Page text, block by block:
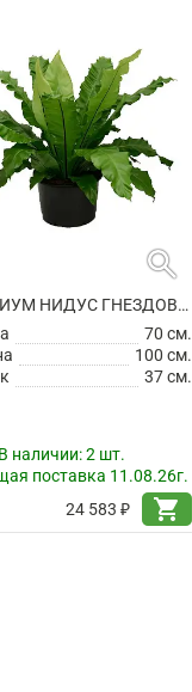
search
АСПЛЕНИУМ НИДУС ГНЕЗДОВОЙ
70 см.
100 см.
37 см.
наличии:2 шт.
поставка 11.08.26г.
24 583 ₽
shopping_cart